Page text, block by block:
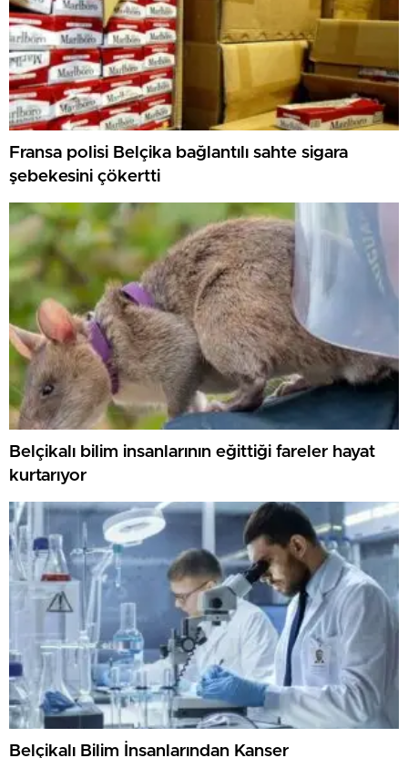
Fransa polisi Belçika bağlantılı sahte sigara
şebekesini çökertti
Belçikalı bilim insanlarının eğittiği fareler hayat
kurtarıyor
Belçikalı Bilim İnsanlarından Kanser